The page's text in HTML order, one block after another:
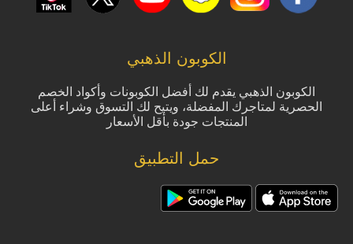
الكوبون الذهبي
الكوبون الذهبي يقدم لك أفضل الكوبونات وأكواد الخصم
الحصرية لمتاجرك المفضلة، ويتيح لك التسوق وشراء أعلى
المنتجات جودة بأقل الأسعار
حمل التطبيق